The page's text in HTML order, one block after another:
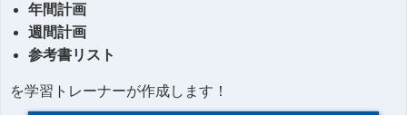
年間計画
週間計画
参考書リスト
を学習トレーナーが作成します！